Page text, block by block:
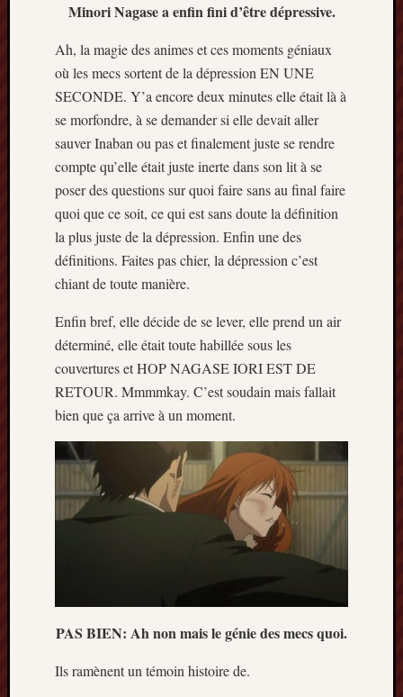
Minori Nagase a enfin fini d’être dépressive.
Ah, la magie des animes et ces moments géniaux
où les mecs sortent de la dépression EN UNE
SECONDE. Y’a encore deux minutes elle était là à
se morfondre, à se demander si elle devait aller
sauver Inaban ou pas et finalement juste se rendre
compte qu’elle était juste inerte dans son lit à se
poser des questions sur quoi faire sans au final faire
quoi que ce soit, ce qui est sans doute la définition
la plus juste de la dépression. Enfin une des
définitions. Faites pas chier, la dépression c’est
chiant de toute manière.
Enfin bref, elle décide de se lever, elle prend un air
déterminé, elle était toute habillée sous les
couvertures et HOP NAGASE IORI EST DE
RETOUR. Mmmmkay. C’est soudain mais fallait
bien que ça arrive à un moment.
PAS BIEN: Ah non mais le génie des mecs quoi.
Ils ramènent un témoin histoire de.